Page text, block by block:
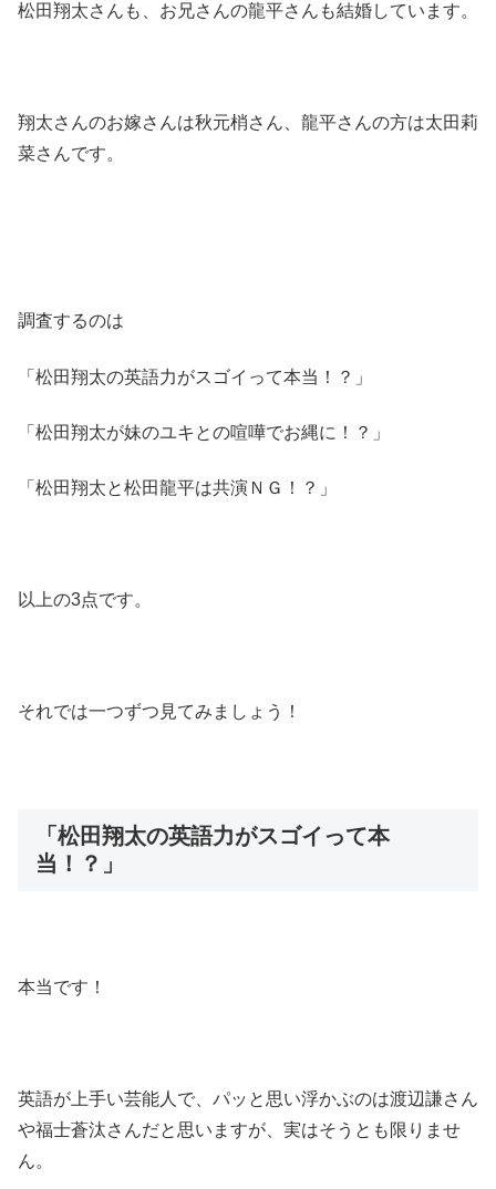
松田翔太さんも、お兄さんの龍平さんも結婚しています。
翔太さんのお嫁さんは秋元梢さん、龍平さんの方は太田莉
菜さんです。
調査するのは
「松田翔太の英語力がスゴイって本当！？」
「松田翔太が妹のユキとの喧嘩でお縄に！？」
「松田翔太と松田龍平は共演ＮＧ！？」
以上の3点です。
それでは一つずつ見てみましょう！
「松田翔太の英語力がスゴイって本
当！？」
本当です！
英語が上手い芸能人で、パッと思い浮かぶのは渡辺謙さん
や福士蒼汰さんだと思いますが、実はそうとも限りませ
ん。